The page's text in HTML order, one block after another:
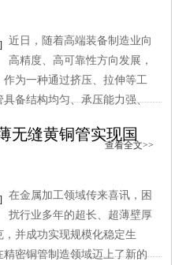
近日，随着高端装备制造业向
高精度、高可靠性方向发展，
为一种通过挤压、拉伸等工
备结构均匀、承压能力强、
查看全文>>
无缝黄铜管实现国
在金属加工领域传来喜讯，困
扰行业多年的超长、超薄壁厚
并成功实现规模化稳定生
密铜管制造领域迈上了新的